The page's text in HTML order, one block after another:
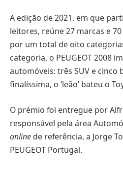
A edição de 2021, em que
leitores, reúne 27 marcas e
por um total de oito
categoria, o PEUGEOT 2008
automóveis: três SUV e cinco
finalíssima, o ‘leão’ bateu o
O prémio foi entregue por
responsável pela área
online de referência, a Jorge
PEUGEOT Portugal.